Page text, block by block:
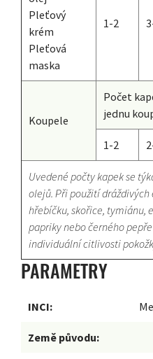
Pleťový
krém
Pleťová
maska
1-2
Koupele
Počet
jednu
1-2
Uvedené počty kapek se
olejů. Při použití
hřebíčku, skořice, tymiánu,
papriky nebo černého
individuální citlivosti
PARAMETRY
INCI:
Země původu: